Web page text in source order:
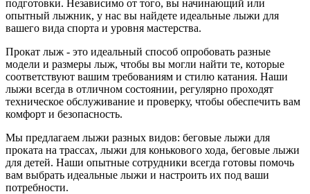
подготовки. Независимо от того, вы начинающий или
опытный лыжник, у нас вы найдете идеальные лыжи для
вашего вида спорта и уровня мастерства.
Прокат лыж - это идеальный способ опробовать разные
модели и размеры лыж, чтобы вы могли найти те, которые
соответствуют вашим требованиям и стилю катания. Наши
лыжи всегда в отличном состоянии, регулярно проходят
техническое обслуживание и проверку, чтобы обеспечить вам
комфорт и безопасность.
Мы предлагаем лыжи разных видов: беговые лыжи для
проката на трассах, лыжи для конькового хода, беговые лыжи
для детей. Наши опытные сотрудники всегда готовы помочь
вам выбрать идеальные лыжи и настроить их под ваши
потребности.